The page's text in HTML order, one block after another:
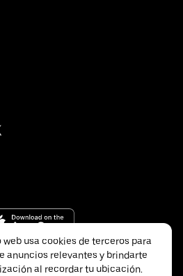
web usa cookies de terceros para
anuncios relevantes y brindarte
al recordar tu ubicación.